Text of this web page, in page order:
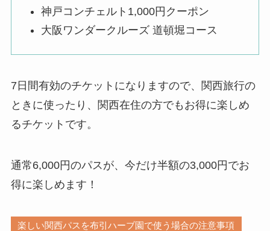
神戸コンチェルト1,000円クーポン
大阪ワンダークルーズ 道頓堀コース
7日間有効のチケットになりますので、関西旅行の
ときに使ったり、関西在住の方でもお得に楽しめ
るチケットです。
通常6,000円のパスが、今だけ半額の3,000円でお
得に楽しめます！
楽しい関西パスを布引ハーブ園で使う場合の注意事項